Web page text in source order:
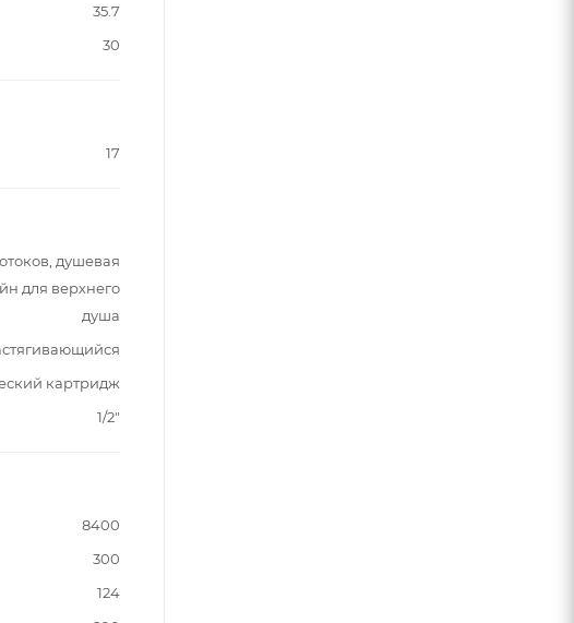
35.7
30
17
душевая
для верхнего
душа
картридж
1/2"
8400
300
124